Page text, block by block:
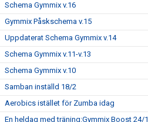
Schema Gymmix v.16
Gymmix Påskschema v.15
Uppdaterat Schema Gymmix v.14
Schema Gymmix v.11-v.13
Schema Gymmix v.10
Samban inställd 18/2
Aerobics istället för Zumba idag
En heldag med träning:Gymmix Boost 24/1